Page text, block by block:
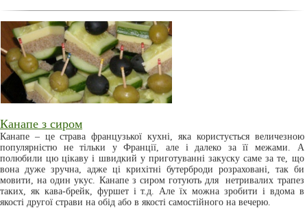
Канапе з сиром
Канапе – це страва французької кухні, яка користується величезною
популярністю не тільки у Франції, але і далеко за її межами. А
полюбили цю цікаву і швидкий у приготуванні закуску саме за те, що
вона дуже зручна, адже ці крихітні бутерброди розраховані, так би
мовити, на один укус. Канапе з сиром готують для нетривалих трапез
таких, як кава-брейк, фуршет і т.д. Але їх можна зробити і вдома в
якості другої страви на обід або в якості самостійного на вечерю.